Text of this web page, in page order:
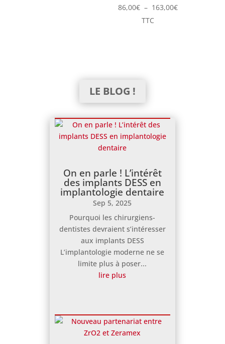
86,00€ – 163,00€Plage
TTC
LE BLOG !
On en parle ! L’intérêt
des implants DESS en
implantologie dentaire
Sep 5, 2025
Pourquoi les chirurgiens-
dentistes devraient s’intéresser
aux implants DESS
L’implantologie moderne ne se
limite plus à poser...
lire plus